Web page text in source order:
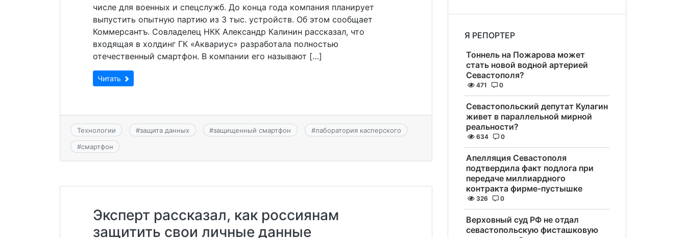
числе для военных и спецслужб. До конца года компания планирует
выпустить опытную партию из 3 тыс. устройств. Об этом сообщает
Коммерсантъ. Совладелец НКК Александр Калинин рассказал, что
входящая в холдинг ГК «Аквариус» разработала полностью
отечественный смартфон. В компании его называют […]
Читать
Технологии #защита данных #защищенный смартфон #лаборатория касперского
#смартфон
Эксперт рассказал, как россиянам
защитить свои личные данные
Я РЕПОРТЕР
Тоннель на Пожарова может
стать новой водной артерией
Севастополя?
471 0
Севастопольский депутат Кулагин
живет в параллельной мирной
реальности?
634 0
Апелляция Севастополя
подтвердила факт подлога при
передаче миллиардного
контракта фирме-пустышке
326 0
Верховный суд РФ не отдал
севастопольскую фисташковую